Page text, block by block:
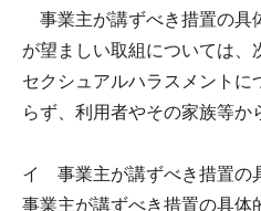
事業主が講ずべき措置の具
が望ましい取組については、
セクシュアルハラスメントに
らず、利用者やその家族等か
イ 事業主が講ずべき措置の
事業主が講ずべき措置の具体